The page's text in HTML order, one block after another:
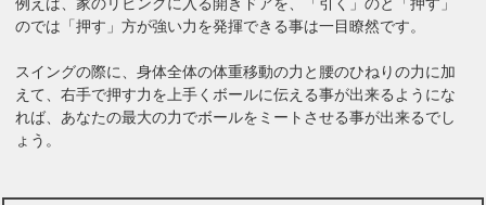
例えば、家のリビングに入る開きドアを、「引く」のと「押す」
のでは「押す」方が強い力を発揮できる事は一目瞭然です。
スイングの際に、身体全体の体重移動の力と腰のひねりの力に加
えて、右手で押す力を上手くボールに伝える事が出来るようにな
れば、あなたの最大の力でボールをミートさせる事が出来るでし
ょう。